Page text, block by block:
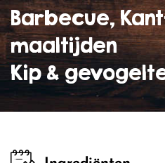
Barbecue,
maaltijden
Kip &